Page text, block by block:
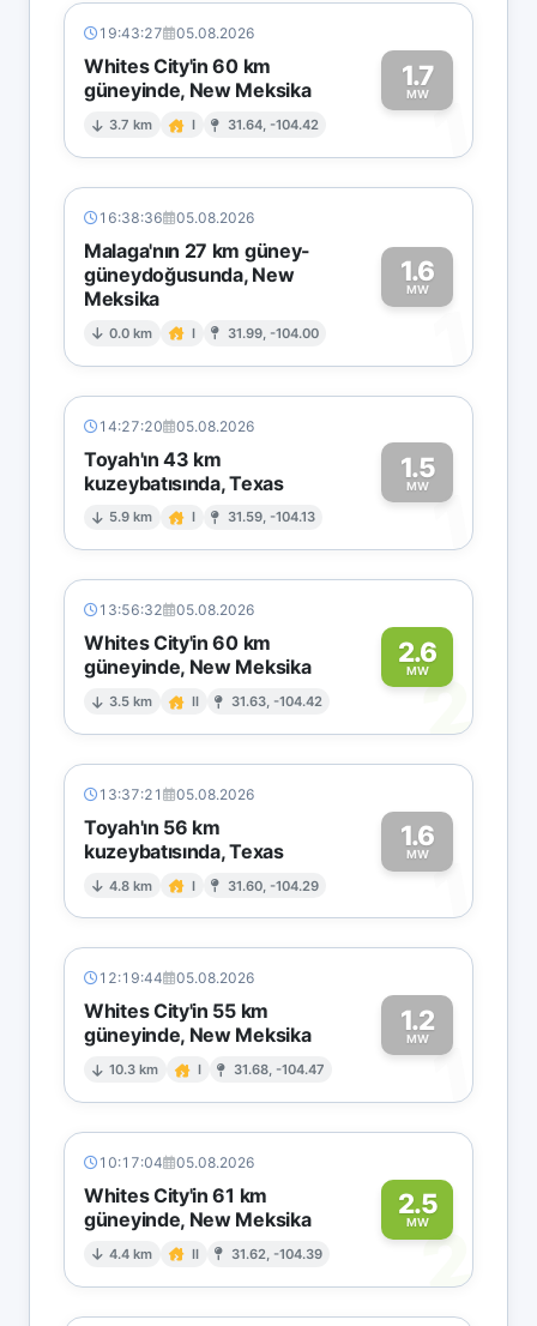
19:43:27 05.08.2026
Whites City'in 60 km
güneyinde, New Meksika
3.7 km I 31.64, -104.42
1.7
MW1
16:38:36 05.08.2026
Malaga'nın 27 km güney-
güneydoğusunda, New
Meksika
0.0 km I 31.99, -104.00
1.6
MW
1
14:27:20 05.08.2026
Toyah'ın 43 km
kuzeybatısında, Texas
5.9 km I 31.59, -104.13
1.5
MW1
13:56:32 05.08.2026
Whites City'in 60 km
güneyinde, New Meksika
3.5 km II 31.63, -104.42
2.6
MW2
13:37:21 05.08.2026
Toyah'ın 56 km
kuzeybatısında, Texas
4.8 km I 31.60, -104.29
1.6
MW1
12:19:44 05.08.2026
Whites City'in 55 km
güneyinde, New Meksika
10.3 km I 31.68, -104.47
1.2
MW1
10:17:04 05.08.2026
Whites City'in 61 km
güneyinde, New Meksika
4.4 km II 31.62, -104.39
2.5
MW2